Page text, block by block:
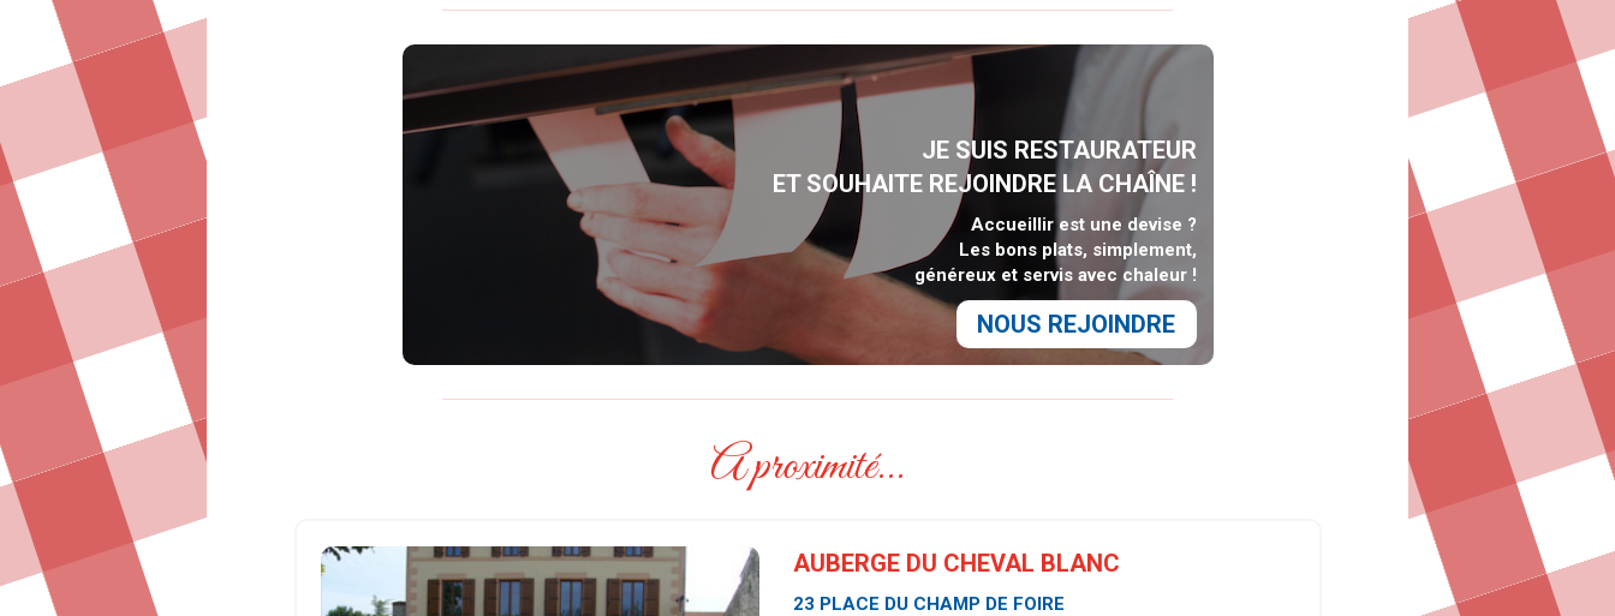
JE SUIS RESTAURATEUR
ET SOUHAITE REJOINDRE LA CHAÎNE !
Accueillir est une devise ?
Les bons plats, simplement,
généreux et servis avec chaleur !
NOUS REJOINDRE
A proximité...
AUBERGE DU CHEVAL BLANC
23 PLACE DU CHAMP DE FOIRE